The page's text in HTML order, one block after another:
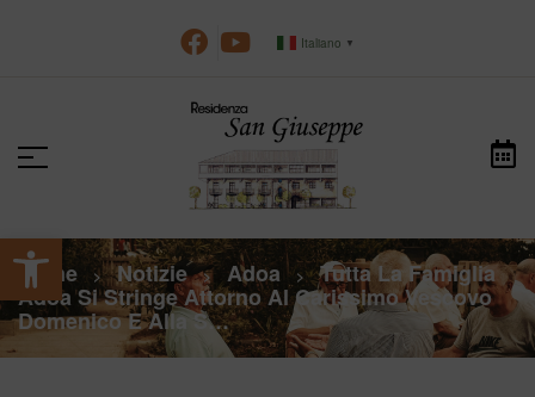
Apri la barra degli strumenti
Italiano ▼
Home > Notizie > Adoa > Tutta La Famiglia
Adoa Si Stringe Attorno Al Carissimo Vescovo
Domenico E Alla S…